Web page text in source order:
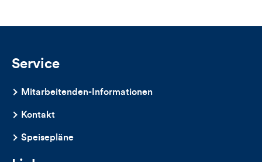
Service
Mitarbeitenden-Informationen
Kontakt
Speisepläne